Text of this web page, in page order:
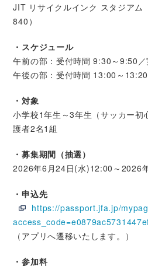
JIT リサイクルインク スタジアム
840）
・スケジュール
午前の部：受付時間 9:30～9:50
午後の部：受付時間 13:00～
・対象
小学校1年生～3年生（サッカー初
護者2名1組
・募集期間（抽選）
2026年6月24日(水)12:00～2026
・申込先
https://passport.jfa.jp/
（アプリへ遷移いたします。）
・参加料